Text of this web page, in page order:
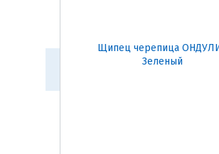
Щипец черепица
Зеленый